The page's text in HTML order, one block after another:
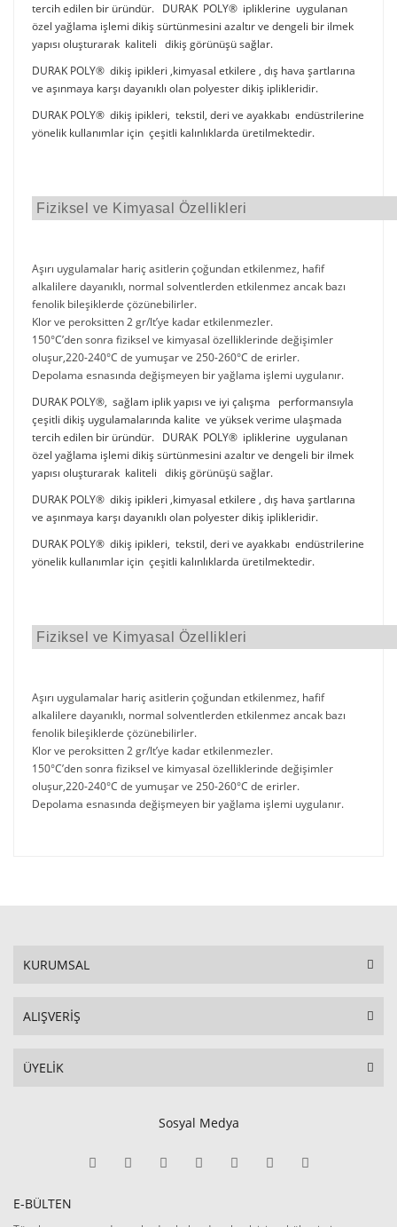
tercih edilen bir üründür. DURAK POLY® ipliklerine uygulanan
özel yağlama işlemi dikiş sürtünmesini azaltır ve dengeli bir ilmek
yapısı oluşturarak kaliteli dikiş görünüşü sağlar.
DURAK POLY® dikiş ipikleri ,kimyasal etkilere , dış hava şartlarına
ve aşınmaya karşı dayanıklı olan polyester dikiş iplikleridir.
DURAK POLY® dikiş ipikleri, tekstil, deri ve ayakkabı endüstrilerine
yönelik kullanımlar için çeşitli kalınlıklarda üretilmektedir.
Fiziksel ve Kimyasal Özellikleri
Aşırı uygulamalar hariç asitlerin çoğundan etkilenmez, hafif
alkalilere dayanıklı, normal solventlerden etkilenmez ancak bazı
fenolik bileşiklerde çözünebilirler.
Klor ve peroksitten 2 gr/lt’ye kadar etkilenmezler.
150°C’den sonra fiziksel ve kimyasal özelliklerinde değişimler
oluşur,220-240°C de yumuşar ve 250-260°C de erirler.
Depolama esnasında değişmeyen bir yağlama işlemi uygulanır.
DURAK POLY®, sağlam iplik yapısı ve iyi çalışma performansıyla
çeşitli dikiş uygulamalarında kalite ve yüksek verime ulaşmada
tercih edilen bir üründür. DURAK POLY® ipliklerine uygulanan
özel yağlama işlemi dikiş sürtünmesini azaltır ve dengeli bir ilmek
yapısı oluşturarak kaliteli dikiş görünüşü sağlar.
DURAK POLY® dikiş ipikleri ,kimyasal etkilere , dış hava şartlarına
ve aşınmaya karşı dayanıklı olan polyester dikiş iplikleridir.
DURAK POLY® dikiş ipikleri, tekstil, deri ve ayakkabı endüstrilerine
yönelik kullanımlar için çeşitli kalınlıklarda üretilmektedir.
Fiziksel ve Kimyasal Özellikleri
Aşırı uygulamalar hariç asitlerin çoğundan etkilenmez, hafif
alkalilere dayanıklı, normal solventlerden etkilenmez ancak bazı
fenolik bileşiklerde çözünebilirler.
Klor ve peroksitten 2 gr/lt’ye kadar etkilenmezler.
150°C’den sonra fiziksel ve kimyasal özelliklerinde değişimler
oluşur,220-240°C de yumuşar ve 250-260°C de erirler.
Depolama esnasında değişmeyen bir yağlama işlemi uygulanır.
KURUMSAL
ALIŞVERİŞ
ÜYELİK
Sosyal Medya
E-BÜLTEN